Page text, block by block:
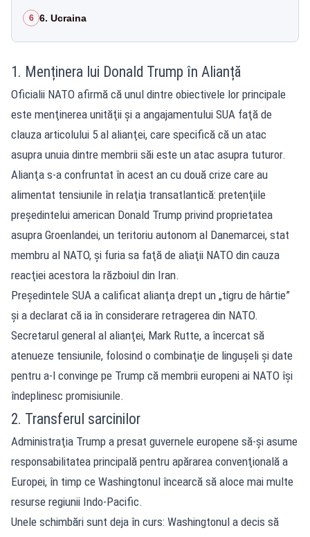
6 6. Ucraina
1. Menținera lui Donald Trump în Alianță
Oficialii NATO afirmă că unul dintre obiectivele lor principale
este menţinerea unităţii şi a angajamentului SUA faţă de
clauza articolului 5 al alianţei, care specifică că un atac
asupra unuia dintre membrii săi este un atac asupra tuturor.
Alianţa s-a confruntat în acest an cu două crize care au
alimentat tensiunile în relaţia transatlantică: pretenţiile
preşedintelui american Donald Trump privind proprietatea
asupra Groenlandei, un teritoriu autonom al Danemarcei, stat
membru al NATO, şi furia sa faţă de aliaţii NATO din cauza
reacţiei acestora la războiul din Iran.
Preşedintele SUA a calificat alianţa drept un „tigru de hârtie”
şi a declarat că ia în considerare retragerea din NATO.
Secretarul general al alianţei, Mark Rutte, a încercat să
atenueze tensiunile, folosind o combinaţie de linguşeli şi date
pentru a-l convinge pe Trump că membrii europeni ai NATO îşi
îndeplinesc promisiunile.
2. Transferul sarcinilor
Administraţia Trump a presat guvernele europene să-şi asume
responsabilitatea principală pentru apărarea convenţională a
Europei, în timp ce Washingtonul încearcă să aloce mai multe
resurse regiunii Indo-Pacific.
Unele schimbări sunt deja în curs: Washingtonul a decis să